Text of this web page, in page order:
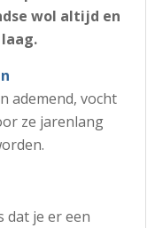
wol altijd en
ademend, vocht
ze jarenlang
dat je er een